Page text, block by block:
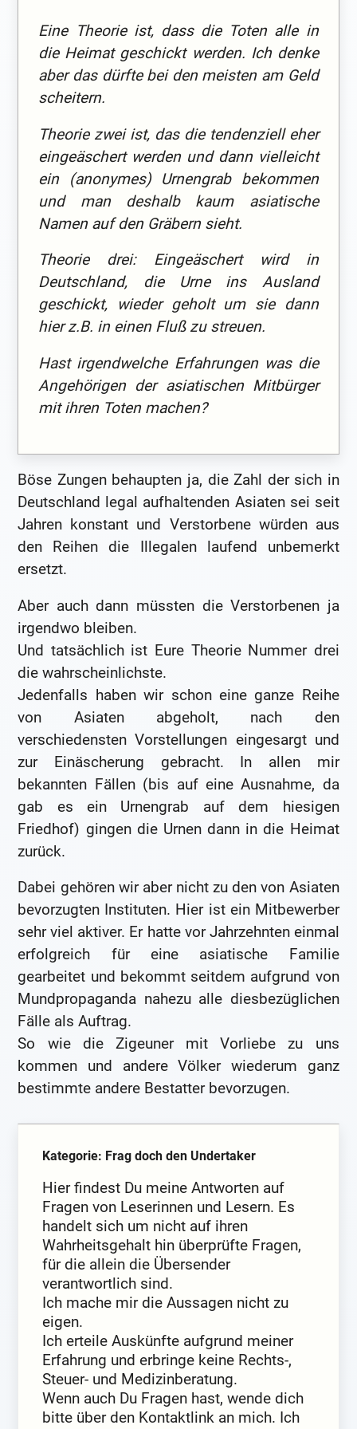
Eine Theorie ist, dass die Toten alle in
die Heimat geschickt werden. Ich denke
aber das dürfte bei den meisten am Geld
scheitern.
Theorie zwei ist, das die tendenziell eher
eingeäschert werden und dann vielleicht
ein (anonymes) Urnengrab bekommen
und man deshalb kaum asiatische
Namen auf den Gräbern sieht.
Theorie drei: Eingeäschert wird in
Deutschland, die Urne ins Ausland
geschickt, wieder geholt um sie dann
hier z.B. in einen Fluß zu streuen.
Hast irgendwelche Erfahrungen was die
Angehörigen der asiatischen Mitbürger
mit ihren Toten machen?
Böse Zungen behaupten ja, die Zahl der sich in
Deutschland legal aufhaltenden Asiaten sei seit
Jahren konstant und Verstorbene würden aus
den Reihen die Illegalen laufend unbemerkt
ersetzt.
Aber auch dann müssten die Verstorbenen ja
irgendwo bleiben.
Und tatsächlich ist Eure Theorie Nummer drei
die wahrscheinlichste.
Jedenfalls haben wir schon eine ganze Reihe
von Asiaten abgeholt, nach den
verschiedensten Vorstellungen eingesargt und
zur Einäscherung gebracht. In allen mir
bekannten Fällen (bis auf eine Ausnahme, da
gab es ein Urnengrab auf dem hiesigen
Friedhof) gingen die Urnen dann in die Heimat
zurück.
Dabei gehören wir aber nicht zu den von Asiaten
bevorzugten Instituten. Hier ist ein Mitbewerber
sehr viel aktiver. Er hatte vor Jahrzehnten einmal
erfolgreich für eine asiatische Familie
gearbeitet und bekommt seitdem aufgrund von
Mundpropaganda nahezu alle diesbezüglichen
Fälle als Auftrag.
So wie die Zigeuner mit Vorliebe zu uns
kommen und andere Völker wiederum ganz
bestimmte andere Bestatter bevorzugen.
Kategorie: Frag doch den Undertaker
Hier findest Du meine Antworten auf
Fragen von Leserinnen und Lesern. Es
handelt sich um nicht auf ihren
Wahrheitsgehalt hin überprüfte Fragen,
für die allein die Übersender
verantwortlich sind.
Ich mache mir die Aussagen nicht zu
eigen.
Ich erteile Auskünfte aufgrund meiner
Erfahrung und erbringe keine Rechts-,
Steuer- und Medizinberatung.
Wenn auch Du Fragen hast, wende dich
bitte über den Kontaktlink an mich. Ich